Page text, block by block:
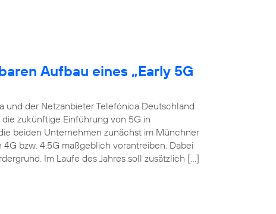
Aufbau eines „Early 5G
der Netzanbieter Telefónica Deutschland
zukünftige Einführung von 5G in
beiden Unternehmen zunächst im Münchner
bzw. 4.5G maßgeblich vorantreiben. Dabei
Im Laufe des Jahres soll zusätzlich […]